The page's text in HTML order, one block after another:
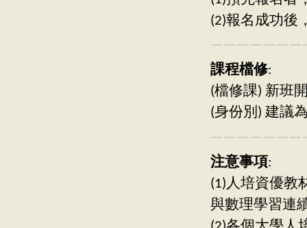
(2)報名成功後
課程檔修:
(檔修課) 新班
(身份別) 建議
注意事項:
(1)人培資優教
與數理學習連